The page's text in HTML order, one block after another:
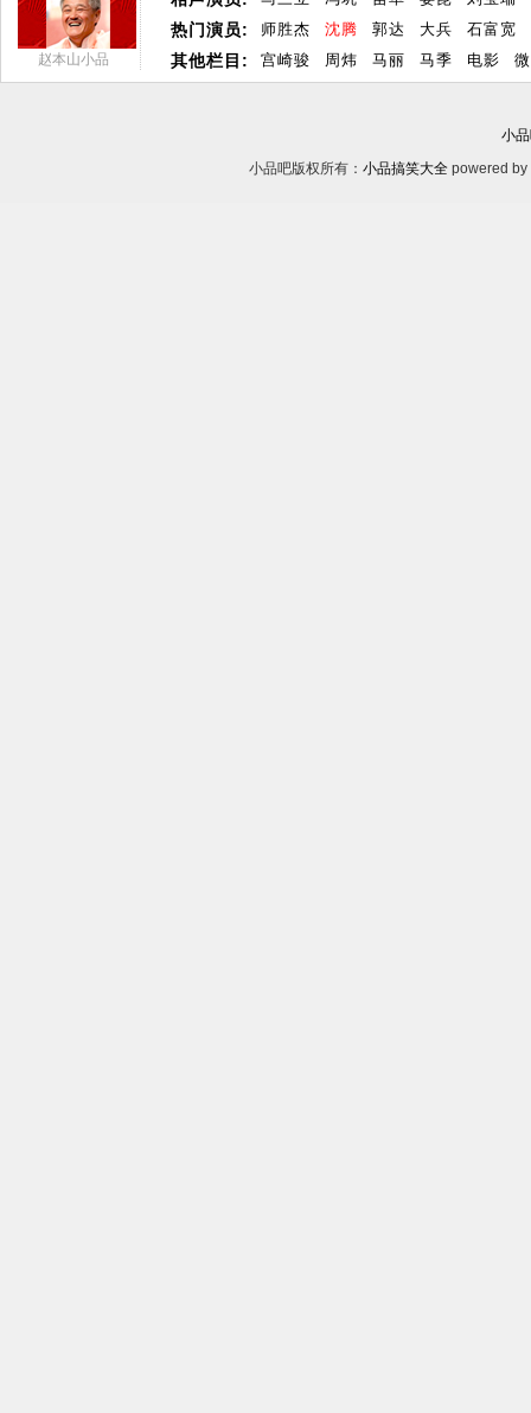
赵本山小品
热门演员:
其他栏目:
师胜杰
沈腾 郭达 大兵
石富宽
宫崎骏
周炜 马丽 马季 电影
小
小品吧版权所有： 小品搞笑大全 powered by